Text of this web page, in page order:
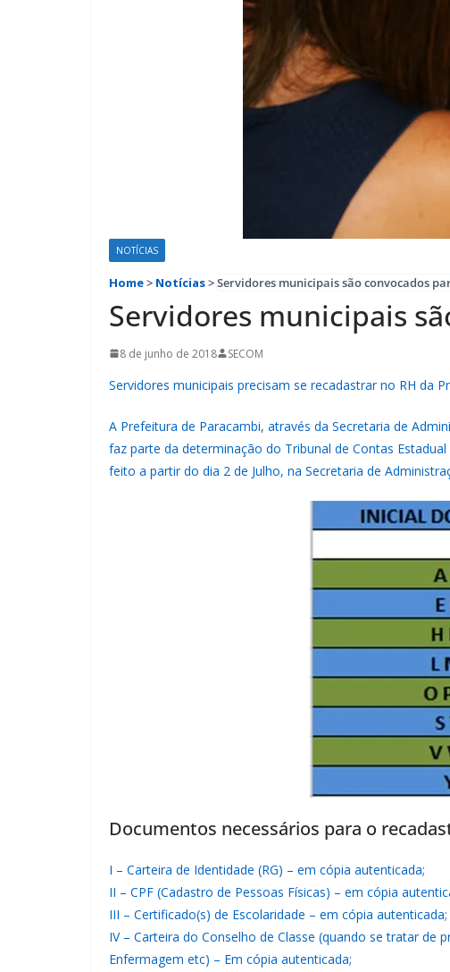
NOTÍCIAS
Home> Notícias>Servidores municipais são convocados
Servidores municipais
8 de junho de 2018 SECOM
Servidores municipais precisam se recadastrar no RH da
A Prefeitura de Paracambi, através da Secretaria de
faz parte da determinação do Tribunal de Contas
feito a partir do dia 2 de Julho, na Secretaria de
Documentos necessários para o
I – Carteira de Identidade (RG) – em cópia autenticada;
II – CPF (Cadastro de Pessoas Físicas) – em cópia
III – Certificado(s) de Escolaridade – em cópia autenticada;
IV – Carteira do Conselho de Classe (quando se tratar de
Enfermagem etc) – Em cópia autenticada;